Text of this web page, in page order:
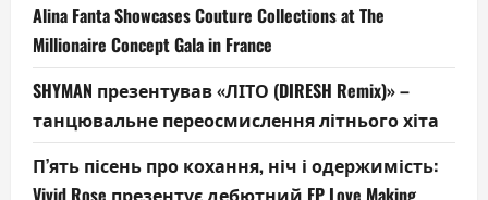
Alina Fanta Showcases Couture Collections at The
Millionaire Concept Gala in France
SHYMAN презентував «ЛІТО (DIRESH Remix)» –
танцювальне переосмислення літнього хіта
П’ять пісень про кохання, ніч і одержимість:
Vivid Rose презентує дебютний EP Love Making